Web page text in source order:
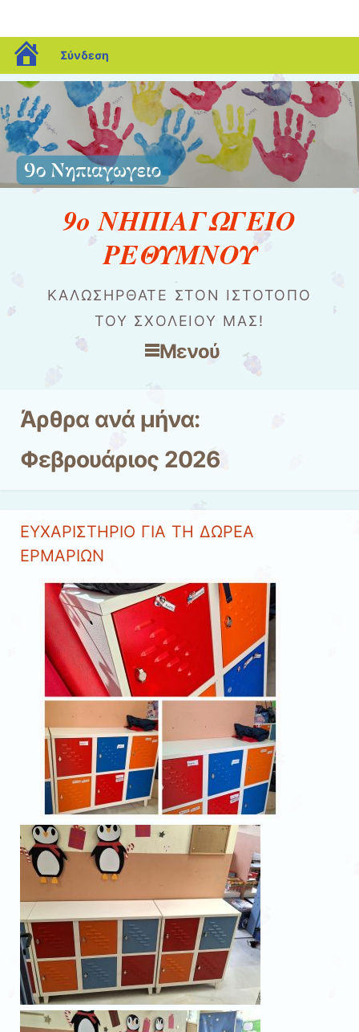
blogs.sch.gr
Σύνδεση
9ο ΝΗΠΙΑΓΩΓΕΙΟ
ΡΕΘΥΜΝΟΥ
ΚΑΛΩΣΉΡΘΑΤΕ ΣΤΟΝ ΙΣΤΌΤΟΠΟ
ΤΟΥ ΣΧΟΛΕΊΟΥ ΜΑΣ!
Μενού
Άρθρα ανά μήνα:
Φεβρουάριος 2026
ΕΥΧΑΡΙΣΤΗΡΙΟ ΓΙΑ ΤΗ ΔΩΡΕΑ
ΕΡΜΑΡΙΩΝ